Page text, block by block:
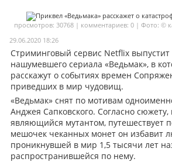
Мои материалы
Мои места
Моя личная афиша
Перечитать
просмотров: 30768 | комментариев: 0 | Фото: ©
29.06.2020 18:26
Стриминговый сервис Netflix выпустит
нашумевшего сериала «Ведьмак», в
расскажут о событиях времен
приведших в мир чудовищ.
«Ведьмак» снят по мотивам
Анджея Сапковского. Согласно сюжету,
являющийся мутантом, путешествует
мешочек чеканных монет он избавит
проникнувшей в мир 1,5 тысячи лет
распространившейся по нему.